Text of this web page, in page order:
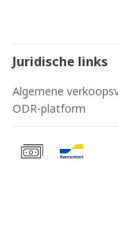
Juridische links
Algemene
ODR-platform